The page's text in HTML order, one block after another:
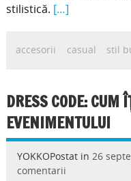
stilistică. […]
accesorii casual stil
DRESS CODE:
EVENIMENTULUI
YOKKOPostat in 26
comentarii